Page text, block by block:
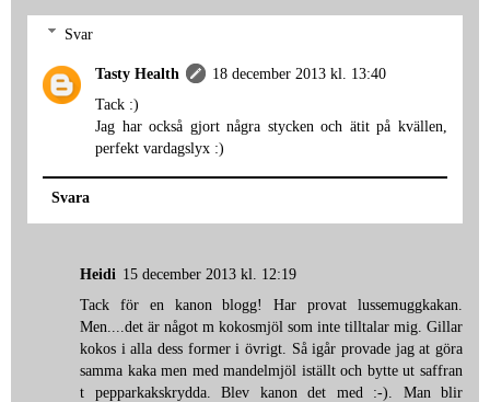
Svar
Tasty Health
18 december 2013 kl. 13:40
Tack :)
Jag har också gjort några stycken och ätit på kvällen,
perfekt vardagslyx :)
Svara
Heidi 15 december 2013 kl. 12:19
Tack för en kanon blogg! Har provat lussemuggkakan.
Men....det är något m kokosmjöl som inte tilltalar mig. Gillar
kokos i alla dess former i övrigt. Så igår provade jag at göra
samma kaka men med mandelmjöl iställt och bytte ut saffran
t pepparkakskrydda. Blev kanon det med :-). Man blir